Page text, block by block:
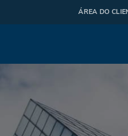
ÁREA DO